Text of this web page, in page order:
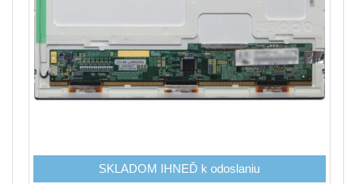
SKLADOM IHNEĎ k odoslaniu